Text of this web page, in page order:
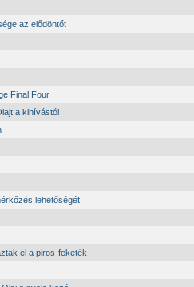
az elődöntőt
Final Four
a kihívástól
lehetőségét
el a piros-feketék